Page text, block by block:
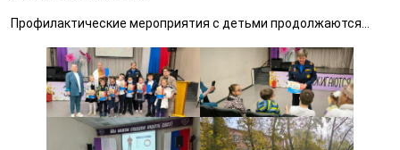
Профилактические мероприятия с детьми продолжаются…